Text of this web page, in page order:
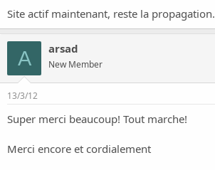
Site actif maintenant, reste la propagation.
A arsad
New Member
13/3/12
Super merci beaucoup! Tout marche!
Merci encore et cordialement